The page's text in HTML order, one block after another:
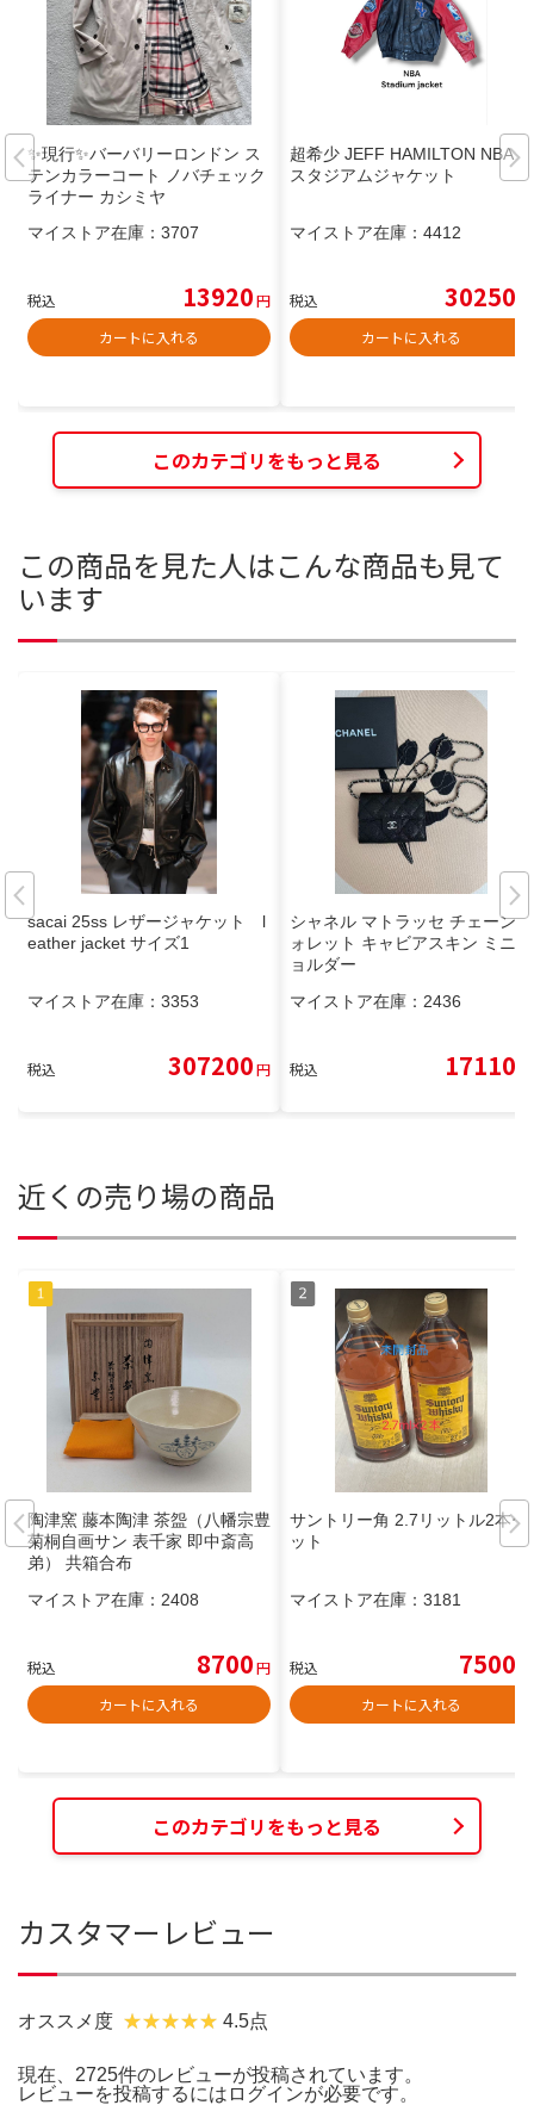
✨現行✨バーバリーロンドン ス
テンカラーコート ノバチェック
ライナー カシミヤ
マイストア在庫： 3707
税込 13920円
カートに入れる
超希少 JEFF HAMILTON NBA
スタジアムジャケット
マイストア在庫： 4412
税込 30250
カートに入れる
このカテゴリをもっと見る
この商品を見た人はこんな商品も見て
います
sacai 25ss レザージャケット l
eather jacket サイズ1
マイストア在庫： 3353
税込 307200円
シャネル マトラッセ チェーンウ
ォレット キャビアスキン ミニシ
ョルダー
マイストア在庫： 2436
税込 17110
近くの売り場の商品
陶津窯 藤本陶津 茶盌（八幡宗豊
菊桐自画サン 表千家 即中斎高
弟） 共箱合布
マイストア在庫： 2408
税込 8700円
カートに入れる
サントリー角 2.7リットル2本セ
ット
マイストア在庫： 3181
税込 7500
カートに入れる
このカテゴリをもっと見る
カスタマーレビュー
オススメ度 4.5点
現在、2725件のレビューが投稿されています。
レビューを投稿するには ログインが必要です。